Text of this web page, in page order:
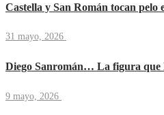
Castella y San Román tocan pelo
31 mayo, 2026
Diego Sanromán… La figura que
9 mayo, 2026